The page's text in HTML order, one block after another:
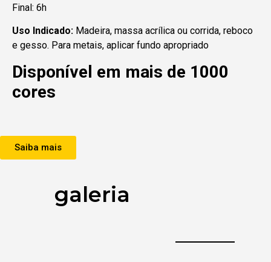
Final: 6h
Uso Indicado: Madeira, massa acrílica ou corrida, reboco
e gesso. Para metais, aplicar fundo apropriado
Disponível em mais de 1000
cores
Saiba mais
galeria